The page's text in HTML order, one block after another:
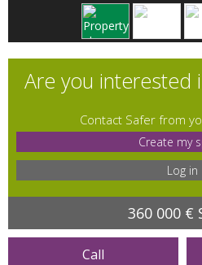
Are you interested
Contact Safer from
Create my
Log in
360 000 €
Call